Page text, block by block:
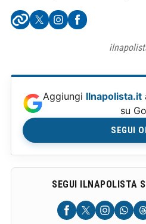
Aggiungi Ilnapolista.it
su
SEGUI
SEGUI ILNAPOLISTA